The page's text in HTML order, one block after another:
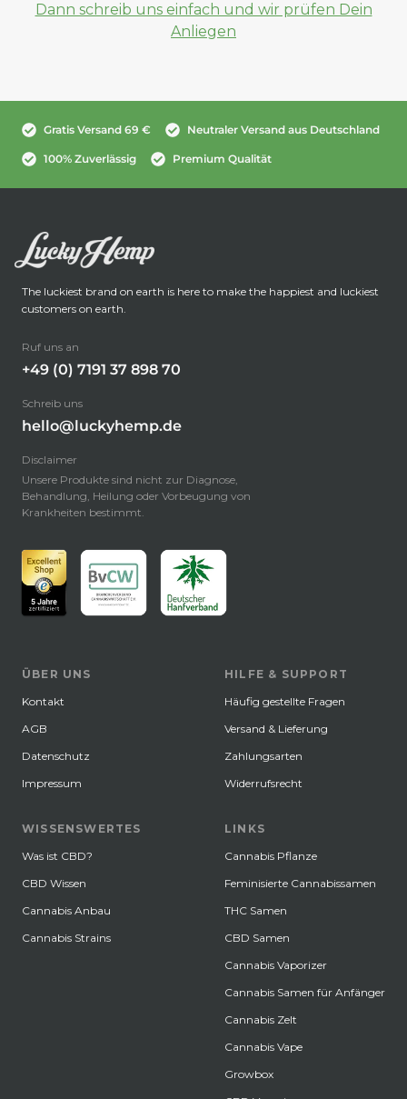
Dann schreib uns einfach und wir prüfen Dein
Anliegen
Gratis Versand 69 € Neutraler Versand aus Deutschland
100% Zuverlässig Premium Qualität
The luckiest brand on earth is here to make the happiest and luckiest
customers on earth.
Ruf uns an
+49 (0) 7191 37 898 70
Schreib uns
hello@luckyhemp.de
Disclaimer
Unsere Produkte sind nicht zur Diagnose,
Behandlung, Heilung oder Vorbeugung von
Krankheiten bestimmt.
ÜBER UNS
Kontakt
AGB
Datenschutz
Impressum
WISSENSWERTES
Was ist CBD?
CBD Wissen
Cannabis Anbau
Cannabis Strains
HILFE & SUPPORT
Häufig gestellte Fragen
Versand & Lieferung
Zahlungsarten
Widerrufsrecht
LINKS
Cannabis Pflanze
Feminisierte Cannabissamen
THC Samen
CBD Samen
Cannabis Vaporizer
Cannabis Samen für Anfänger
Cannabis Zelt
Cannabis Vape
Growbox